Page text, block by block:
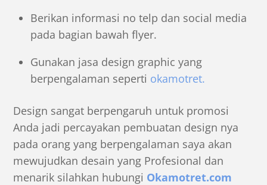
Berikan informasi no telp dan social media
pada bagian bawah flyer.
Gunakan jasa design graphic yang
berpengalaman seperti okamotret.
Design sangat berpengaruh untuk promosi
Anda jadi percayakan pembuatan design nya
pada orang yang berpengalaman saya akan
mewujudkan desain yang Profesional dan
menarik silahkan hubungi Okamotret.com